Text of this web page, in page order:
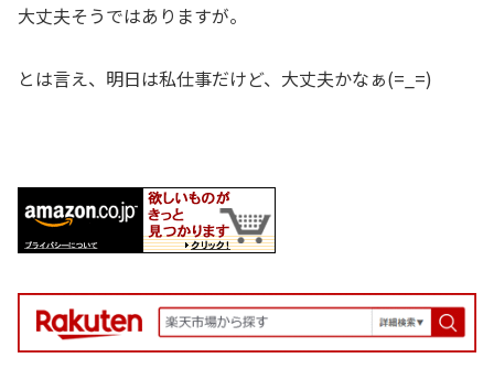
大丈夫そうではありますが。
とは言え、明日は私仕事だけど、大丈夫かなぁ(=_=)